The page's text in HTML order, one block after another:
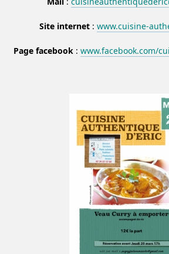
Site internet: www.cuisine-
Page facebook: www.facebook.com/